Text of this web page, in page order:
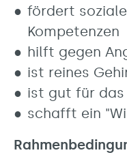
fördert
Kompetenzen
hilft gegen
ist reines
ist gut für
schafft ein